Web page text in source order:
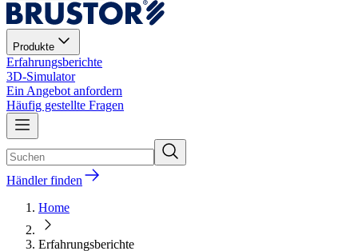
Produkte
Erfahrungsberichte
3D-Simulator
Ein Angebot anfordern
Häufig gestellte Fragen
Händler finden
Home
Erfahrungsberichte